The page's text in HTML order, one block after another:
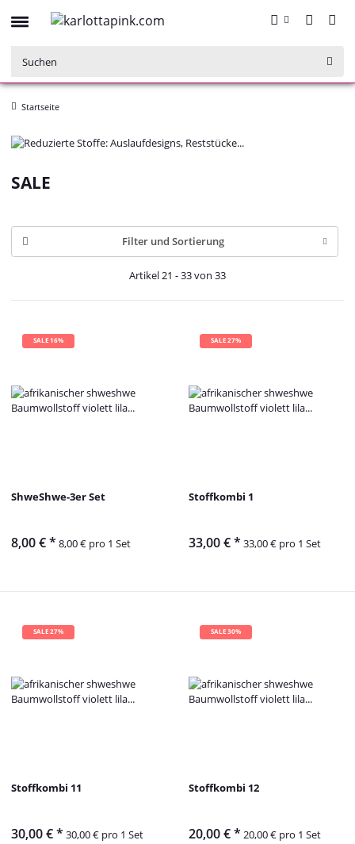
Startseite
SALE
Filter und Sortierung
Artikel 21 - 33 von 33
SALE 16%
ShweShwe-3er Set
8,00 €* 8,00 € pro 1 Set
SALE 27%
Stoffkombi 1
33,00 €* 33,00 € pro 1 Set
SALE 27%
Stoffkombi 11
30,00 €* 30,00 € pro 1 Set
SALE 30%
Stoffkombi 12
20,00 €* 20,00 € pro 1 Set